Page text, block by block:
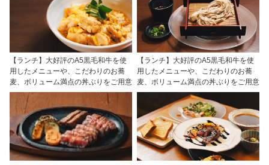
【ランチ】大好評のA5黒毛和牛を使
用したメニューや、こだわりのお蕎
麦、ボリューム満点の丼ぶりをご用意
【ランチ】大好評のA5黒毛和牛を使
用したメニューや、こだわりのお蕎
麦、ボリューム満点の丼ぶりをご用意